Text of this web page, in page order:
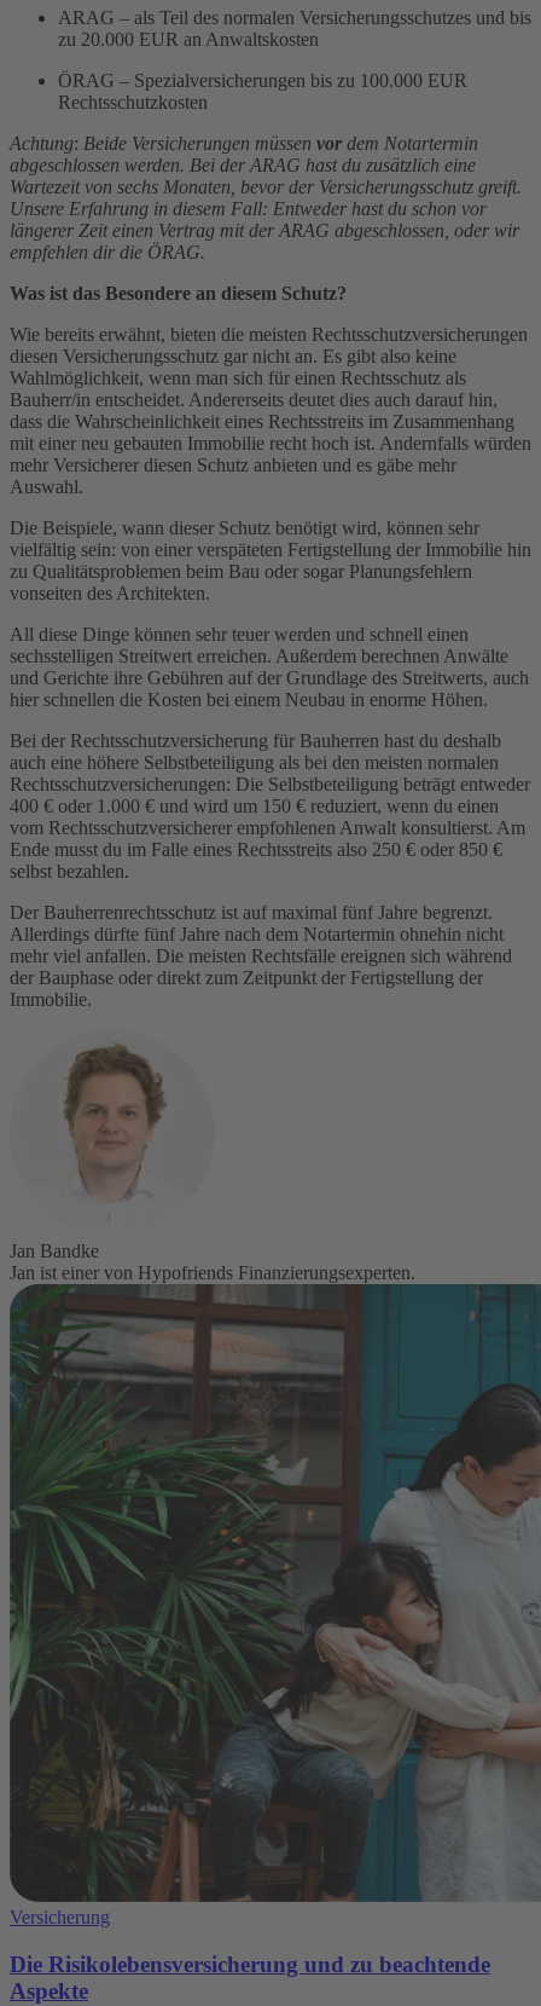
ARAG – als Teil des normalen Versicherungsschutzes und bis
zu 20.000 EUR an Anwaltskosten
ÖRAG – Spezialversicherungen bis zu 100.000 EUR
Rechtsschutzkosten
Achtung: Beide Versicherungen müssen vor dem Notartermin
abgeschlossen werden. Bei der ARAG hast du zusätzlich eine
Wartezeit von sechs Monaten, bevor der Versicherungsschutz greift.
Unsere Erfahrung in diesem Fall: Entweder hast du schon vor
längerer Zeit einen Vertrag mit der ARAG abgeschlossen, oder wir
empfehlen dir die ÖRAG.
Was ist das Besondere an diesem Schutz?
Wie bereits erwähnt, bieten die meisten Rechtsschutzversicherungen
diesen Versicherungsschutz gar nicht an. Es gibt also keine
Wahlmöglichkeit, wenn man sich für einen Rechtsschutz als
Bauherr/in entscheidet. Andererseits deutet dies auch darauf hin,
dass die Wahrscheinlichkeit eines Rechtsstreits im Zusammenhang
mit einer neu gebauten Immobilie recht hoch ist. Andernfalls würden
mehr Versicherer diesen Schutz anbieten und es gäbe mehr
Auswahl.
Die Beispiele, wann dieser Schutz benötigt wird, können sehr
vielfältig sein: von einer verspäteten Fertigstellung der Immobilie hin
zu Qualitätsproblemen beim Bau oder sogar Planungsfehlern
vonseiten des Architekten.
All diese Dinge können sehr teuer werden und schnell einen
sechsstelligen Streitwert erreichen. Außerdem berechnen Anwälte
und Gerichte ihre Gebühren auf der Grundlage des Streitwerts, auch
hier schnellen die Kosten bei einem Neubau in enorme Höhen.
Bei der Rechtsschutzversicherung für Bauherren hast du deshalb
auch eine höhere Selbstbeteiligung als bei den meisten normalen
Rechtsschutzversicherungen: Die Selbstbeteiligung beträgt entweder
400 € oder 1.000 € und wird um 150 € reduziert, wenn du einen
vom Rechtsschutzversicherer empfohlenen Anwalt konsultierst. Am
Ende musst du im Falle eines Rechtsstreits also 250 € oder 850 €
selbst bezahlen.
Der Bauherrenrechtsschutz ist auf maximal fünf Jahre begrenzt.
Allerdings dürfte fünf Jahre nach dem Notartermin ohnehin nicht
mehr viel anfallen. Die meisten Rechtsfälle ereignen sich während
der Bauphase oder direkt zum Zeitpunkt der Fertigstellung der
Immobilie.
Jan Bandke
Jan ist einer von Hypofriends Finanzierungsexperten.
Versicherung
Die Risikolebensversicherung und zu beachtende
Aspekte